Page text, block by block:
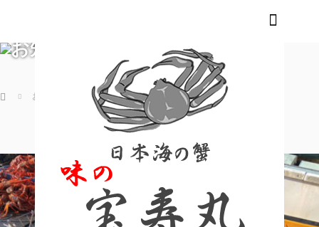
お知らせブログ
ホーム お知らせブログ